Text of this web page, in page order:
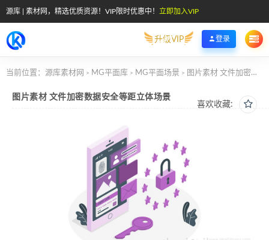
源库 | 素材网，精选优质资源！VIP限时优惠中！ 立即加入VIP
升级VIP 登录
当前位置： 源库素材网 > MG平面库 > MG平面场景 > 图片素材 文件加密数据安全等距立体场景
喜欢收藏:
图片素材 文件加密数据安全等距立体场景